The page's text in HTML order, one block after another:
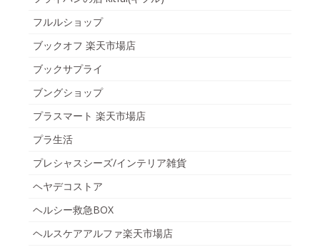
フルルショップ
ブックオフ 楽天市場店
ブックサプライ
ブングショップ
プラスマート 楽天市場店
プラ生活
プレシャスシーズ/インテリア雑貨
ヘヤデコストア
ヘルシー救急BOX
ヘルスケアアルファ楽天市場店